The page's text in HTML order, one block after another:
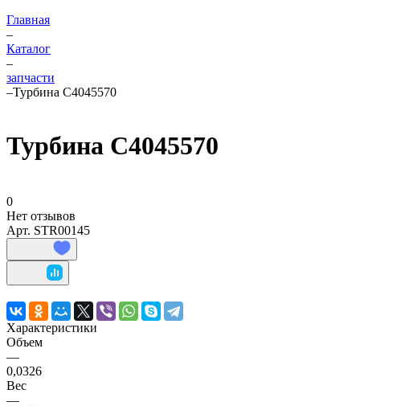
Главная
–
Каталог
–
запчасти
–Турбина C4045570
Турбина C4045570
0
Нет отзывов
Арт. STR00145
Характеристики
Объем
—
0,0326
Вес
—